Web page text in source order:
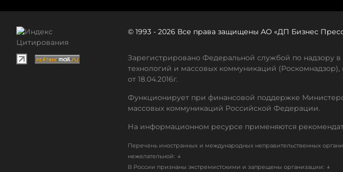
© 1993 - 2026 Все права защищены АО «ДП Бизнес
Зарегистрировано Федеральной службой по надзору
технологий и массовых коммуникаций
от 18.04.2016г.
Функционирует при финансовой поддержке
массовых коммуникаций Российской Федерации.
На информационном ресурсе применяются
Перечень иностранных и международных неправительственных
нежелательной: ↓
В России признаны экстремистскими и запрещены организации: ↓